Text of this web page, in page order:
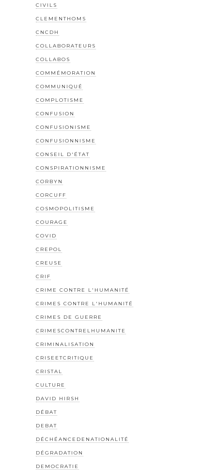
CIVILS
CLEMENTHOMS
CNCDH
COLLABORATEURS
COLLABOS
COMMÉMORATION
COMMUNIQUÉ
COMPLOTISME
CONFUSION
CONFUSIONISME
CONFUSIONNISME
CONSEIL D'ÉTAT
CONSPIRATIONNISME
CORBYN
CORCUFF
COSMOPOLITISME
COURAGE
COVID
CREPOL
CREUSE
CRIF
CRIME CONTRE L'HUMANITÉ
CRIMES CONTRE L'HUMANITÉ
CRIMES DE GUERRE
CRIMESCONTRELHUMANITE
CRIMINALISATION
CRISEETCRITIQUE
CRISTAL
CULTURE
DAVID HIRSH
DÉBAT
DEBAT
DÉCHÉANCEDENATIONALITÉ
DÉGRADATION
DEMOCRATIE